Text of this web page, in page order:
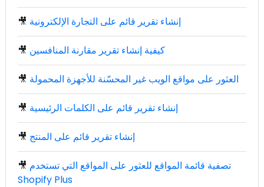
🎥 إنشاء تقرير قائم على التجارة الإلكترونية
🎥 كيفية إنشاء تقرير مقارنة المنافسين
🎥 العثور على مواقع الويب غير المحسّنة للأجهزة المحمولة
🎥 إنشاء تقرير قائم على الكلمات الرئيسية
🎥 إنشاء تقرير قائم على المنتج
🎥 تصفية قائمة المواقع للعثور على المواقع التي تستخدم
Shopify Plus